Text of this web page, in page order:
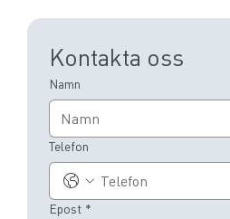
Kontakta oss
Namn
Telefon
Epost *